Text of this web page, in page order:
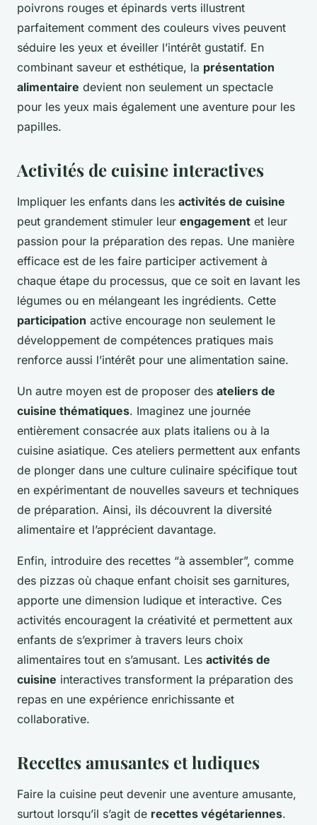
poivrons rouges et épinards verts illustrent
parfaitement comment des couleurs vives peuvent
séduire les yeux et éveiller l’intérêt gustatif. En
combinant saveur et esthétique, la présentation
alimentaire devient non seulement un spectacle
pour les yeux mais également une aventure pour les
papilles.
Activités de cuisine interactives
Impliquer les enfants dans les activités de cuisine
peut grandement stimuler leur engagement et leur
passion pour la préparation des repas. Une manière
efficace est de les faire participer activement à
chaque étape du processus, que ce soit en lavant les
légumes ou en mélangeant les ingrédients. Cette
participation active encourage non seulement le
développement de compétences pratiques mais
renforce aussi l’intérêt pour une alimentation saine.
Un autre moyen est de proposer des ateliers de
cuisine thématiques. Imaginez une journée
entièrement consacrée aux plats italiens ou à la
cuisine asiatique. Ces ateliers permettent aux enfants
de plonger dans une culture culinaire spécifique tout
en expérimentant de nouvelles saveurs et techniques
de préparation. Ainsi, ils découvrent la diversité
alimentaire et l’apprécient davantage.
Enfin, introduire des recettes “à assembler”, comme
des pizzas où chaque enfant choisit ses garnitures,
apporte une dimension ludique et interactive. Ces
activités encouragent la créativité et permettent aux
enfants de s’exprimer à travers leurs choix
alimentaires tout en s’amusant. Les activités de
cuisine interactives transforment la préparation des
repas en une expérience enrichissante et
collaborative.
Recettes amusantes et ludiques
Faire la cuisine peut devenir une aventure amusante,
surtout lorsqu’il s’agit de recettes végétariennes.